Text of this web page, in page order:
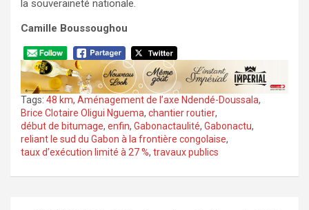
la souveraineté nationale.
Camille Boussoughou
Tags: 48 km, Aménagement de l’axe Ndendé-Doussala,
Brice Clotaire Oligui Nguema, chantier routier,
début de bitumage, enfin, Gabonactaulité, Gabonactu,
reliant le sud du Gabon à la frontière congolaise,
taux d’exécution limité à 27 %, travaux publics